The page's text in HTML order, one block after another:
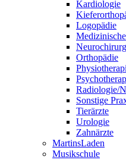
Kardiologie
Logopädie
Orthopädie
Radiologie/
Sonstige
Tierärzte
Urologie
Zahnärzte
MartinsLaden
Musikschule